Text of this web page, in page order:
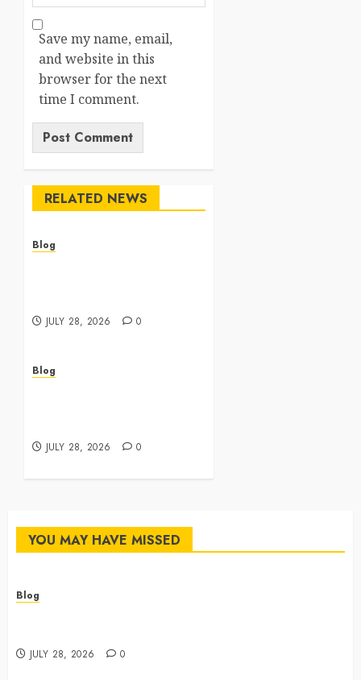
Save my name, email,
and website in this
browser for the next
time I comment.
RELATED NEWS
Blog
JULY 28, 2026 0
Blog
JULY 28, 2026 0
YOU MAY HAVE MISSED
Blog
JULY 28, 2026 0